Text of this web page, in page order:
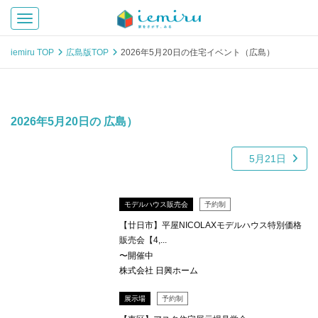
Toggle navigation
iemiru TOP 広島版TOP 2026年5月20日の住宅イベント（広島）
2026年5月20日の 広島）
5月21日
モデルハウス販売会 予約制
【廿日市】平屋NICOLAXモデルハウス特別価格
販売会【4,...
〜開催中
株式会社 日興ホーム
展示場 予約制